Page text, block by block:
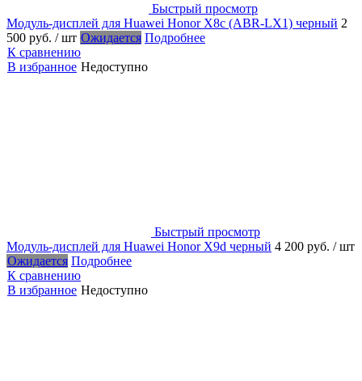
Быстрый просмотр
Модуль-дисплей для Huawei Honor X8c (ABR-LX1) черный 2
500 руб. / шт Ожидается Подробнее
К сравнению
В избранное Недоступно
Быстрый просмотр
Модуль-дисплей для Huawei Honor X9d черный 4 200 руб. / шт
Ожидается Подробнее
К сравнению
В избранное Недоступно